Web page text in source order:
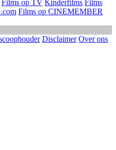
Films op TV Kinderfilms Films
Films op CINEMEMBER
Disclaimer Over ons